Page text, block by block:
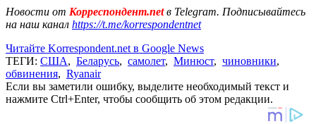
Новости от Корреспондент.netв Telegram. Подписывайтесь
на наш канал https://t.me/korrespondentnet
Читайте Korrespondent.net в Google News
ТЕГИ: США, Беларусь, самолет, Минюст, чиновники,
обвинения, Ryanair
Если вы заметили ошибку, выделите необходимый текст и
нажмите Ctrl+Enter, чтобы сообщить об этом редакции.